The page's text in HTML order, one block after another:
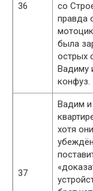
36
со
правда
была
острых
Вадиму
конфуз.
37
Вадим
хотя